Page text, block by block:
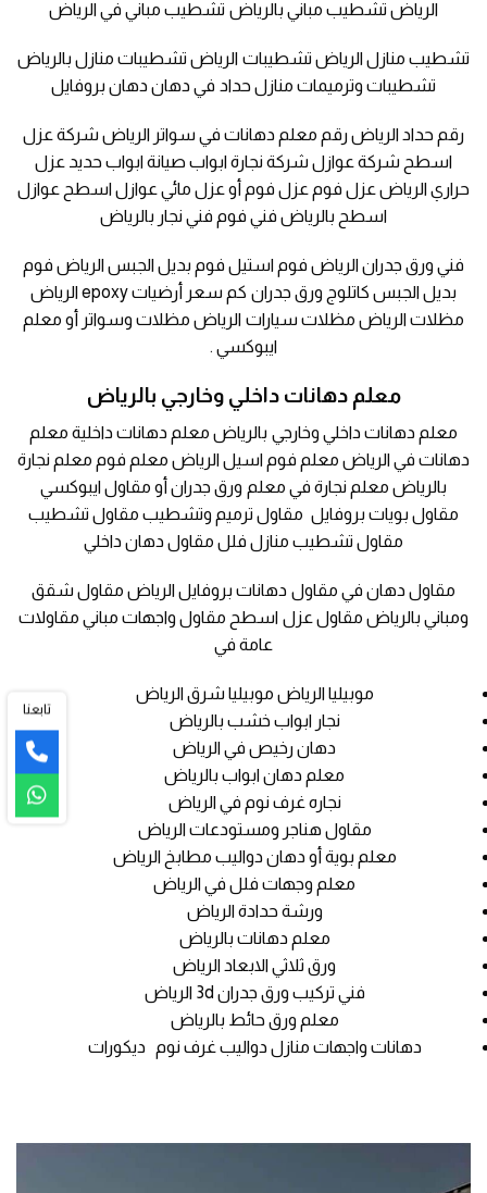
الرياض تشطيب مباني بالرياض تشطيب مباني في الرياض
تشطيب منازل الرياض تشطيبات الرياض تشطيبات منازل بالرياض
تشطيبات وترميمات منازل حداد في دهان دهان بروفايل
رقم حداد الرياض رقم معلم دهانات في سواتر الرياض شركة عزل
اسطح شركة عوازل شركة نجارة ابواب صيانة ابواب حديد عزل
حراري الرياض عزل فوم عزل فوم أو عزل مائي عوازل اسطح عوازل
اسطح بالرياض فني فوم فني نجار بالرياض
فني ورق جدران الرياض فوم استيل فوم بديل الجبس الرياض فوم
بديل الجبس كاتلوج ورق جدران كم سعر أرضيات epoxy الرياض
مظلات الرياض مظلات سيارات الرياض مظلات وسواتر أو معلم
ايبوكسي .
معلم دهانات داخلي وخارجي بالرياض
معلم دهانات داخلي وخارجي بالرياض معلم دهانات داخلية معلم
دهانات في الرياض معلم فوم اسيل الرياض معلم فوم معلم نجارة
بالرياض معلم نجارة في معلم ورق جدران أو مقاول ايبوكسي
مقاول بويات بروفايل مقاول ترميم وتشطيب مقاول تشطيب
مقاول تشطيب منازل فلل مقاول دهان داخلي
مقاول دهان في مقاول دهانات بروفايل الرياض مقاول شقق
ومباني بالرياض مقاول عزل اسطح مقاول واجهات مباني مقاولات
عامة في
موبيليا الرياض موبيليا شرق الرياض
نجار ابواب خشب بالرياض
دهان رخيص في الرياض
معلم دهان ابواب بالرياض
نجاره غرف نوم في الرياض
مقاول هناجر ومستودعات الرياض
معلم بوية أو دهان دواليب مطابخ الرياض
معلم وجهات فلل في الرياض
ورشة حدادة الرياض
معلم دهانات بالرياض
ورق ثلاثي الابعاد الرياض
فني تركيب ورق جدران 3d الرياض
معلم ورق حائط بالرياض
دهانات واجهات منازل دواليب غرف نوم ديكورات
تابعنا